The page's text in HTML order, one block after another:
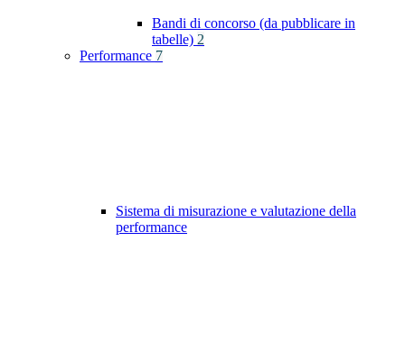
Bandi di concorso (da pubblicare in
tabelle) 2
Performance 7
Sistema di misurazione e valutazione della
performance